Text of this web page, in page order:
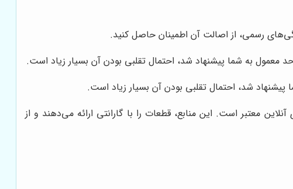
رسمی، از اصالت آن اطمینان حاصل کنید.
معمول به شما پیشنهاد شد، احتمال تقلبی بودن آن بسیار زیاد است.
شد، احتمال تقلبی بودن آن بسیار زیاد است.
معتبر است. این منابع، قطعات را با گارانتی ارائه می‌دهند و از